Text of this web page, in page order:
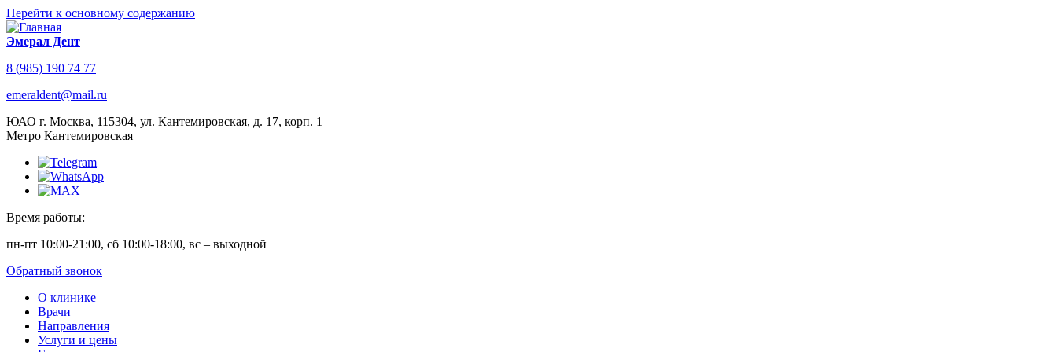
Перейти к основному содержанию
Эмерал Дент
8 (985) 190 74 77
emeraldent@mail.ru
ЮАО г. Москва, 115304, ул. Кантемировская, д. 17, корп. 1
Метро Кантемировская
Время работы:
пн-пт 10:00-21:00, сб 10:00-18:00, вс – выходной
Обратный звонок
О клинике
Врачи
Направления
Услуги и цены